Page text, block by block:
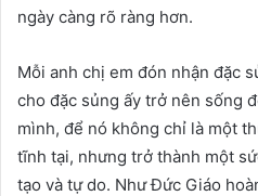
ngày càng rõ ràng hơn.
Mỗi anh chị em đón nhận đặc
cho đặc sủng ấy trở nên sống
mình, để nó không chỉ là một
tĩnh tại, nhưng trở thành một
tạo và tự do. Như Đức Giáo